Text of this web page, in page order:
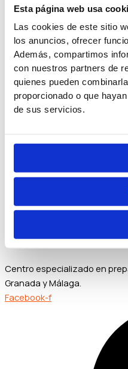
Esta página web usa
Las cookies de este sitio
los anuncios, ofrecer
Además, compartimos
con nuestros partners de
quienes pueden
proporcionado o que
de sus servicios.
Centro especializado en
Granada y Málaga.
Facebook-f